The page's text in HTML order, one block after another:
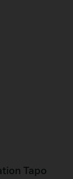
Tapo